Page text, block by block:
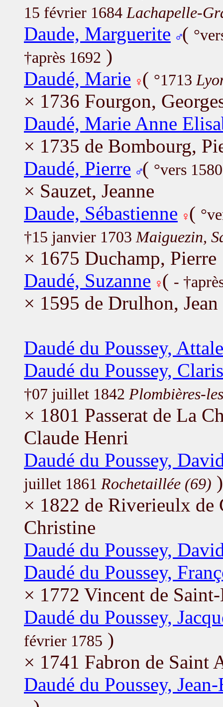
15 février 1684 Lachapelle-
Daude, Marguerite (
†après 1692 )
Daudé, Marie ( °1713
× 1736 Fourgon,
Daudé, Marie Anne
× 1735 de Bombourg,
Daudé, Pierre ( °vers
× Sauzet, Jeanne
Daude, Sébastienne (
†15 janvier 1703 Maiguezin,
× 1675 Duchamp, Pierre
Daudé, Suzanne ( -
× 1595 de Drulhon, Jean
Daudé du Poussey, Attale
Daudé du Poussey,
†07 juillet 1842 Plombières-
× 1801 Passerat de La
Claude Henri
Daudé du Poussey,
juillet 1861 Rochetaillée (69) )
× 1822 de Riverieulx de
Christine
Daudé du Poussey,
Daudé du Poussey,
× 1772 Vincent de
Daudé du Poussey,
février 1785 )
× 1741 Fabron de Saint
Daudé du Poussey,